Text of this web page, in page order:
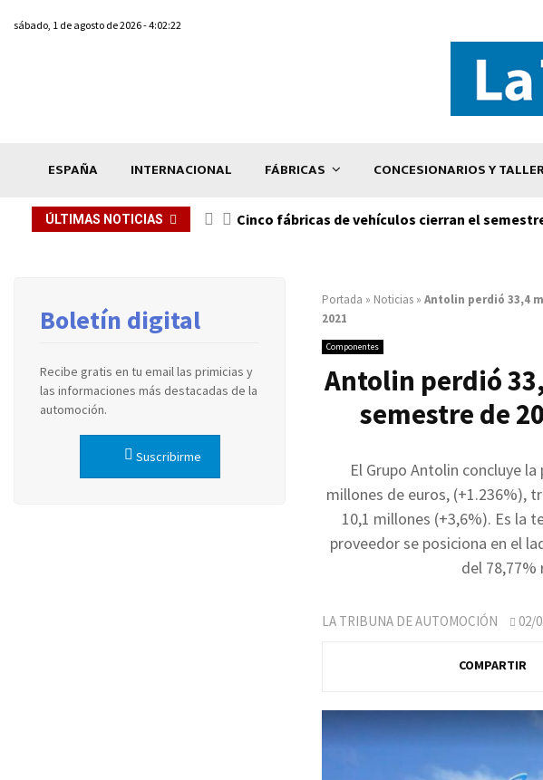
sábado, 1 de agosto de 2026 - 4:02:22
ESPAÑA INTERNACIONAL FÁBRICAS CONCESIONARIOS Y
ÚLTIMAS NOTICIAS Cinco fábricas de vehículos cierran el
Portada » Noticias » Antolin perdió 33,4
2021
Componentes
Antolin perdió
semestre de
El Grupo Antolin concluye
millones de euros, (+1.236%),
10,1 millones (+3,6%). Es la
proveedor se posiciona en el
del 78,77%
LA TRIBUNA DE AUTOMOCIÓN 02/
COMPARTIR
Boletín digital
Recibe gratis en tu email las primicias y
las informaciones más destacadas de la
automoción.
Suscribirme